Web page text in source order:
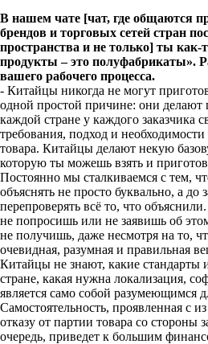
В нашем чате [чат, где общаются
брендов и торговых сетей стран
пространства и не только] ты как-
продукты – это полуфабрикаты».
вашего рабочего процесса.
- Китайцы никогда не могут
одной простой причине: они делают
каждой стране у каждого заказчика
требования, подход и
товара. Китайцы делают некую
которую ты можешь взять и
Постоянно мы сталкиваемся с тем,
объяснять не просто буквально, а до
перепроверять всё то, что
не попросишь или не заявишь об
не получишь, даже несмотря на то,
очевидная, разумная и правильная
Китайцы не знают, какие стандарты
стране, какая нужна локализация,
является само собой разумеющимся
Самостоятельность, проявленная с
отказу от партии товара со стороны
очередь, приведет к большим